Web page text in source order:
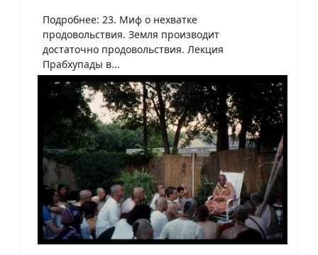
Подробнее: 23. Миф о нехватке
продовольствия. Земля производит
достаточно продовольствия. Лекция
Прабхупады в...